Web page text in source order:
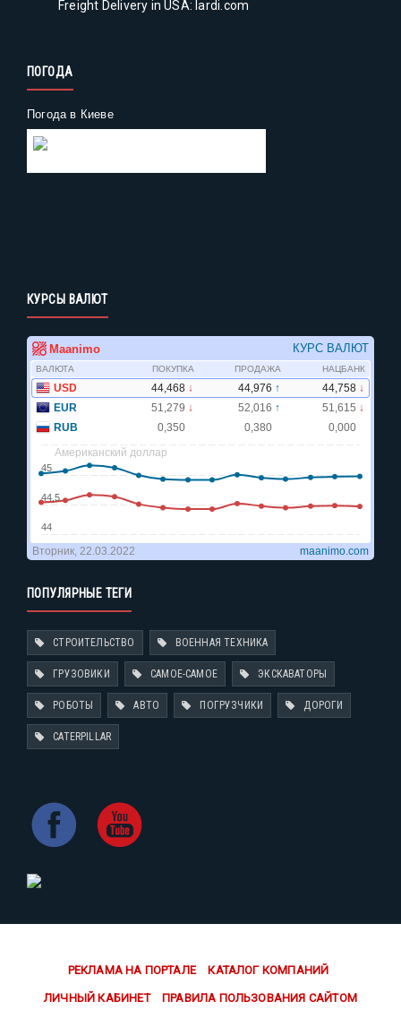
Freight Delivery in USA: lardi.com
ПОГОДА
Погода в Киеве
КУРСЫ ВАЛЮТ
ПОПУЛЯРНЫЕ ТЕГИ
СТРОИТЕЛЬСТВО ВОЕННАЯ ТЕХНИКА
ГРУЗОВИКИ САМОЕ-САМОЕ ЭКСКАВАТОРЫ
РОБОТЫ АВТО ПОГРУЗЧИКИ ДОРОГИ
CATERPILLAR
РЕКЛАМА НА ПОРТАЛЕ КАТАЛОГ КОМПАНИЙ
ЛИЧНЫЙ КАБИНЕТ ПРАВИЛА ПОЛЬЗОВАНИЯ САЙТОМ